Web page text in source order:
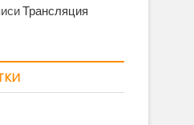
Трансляция